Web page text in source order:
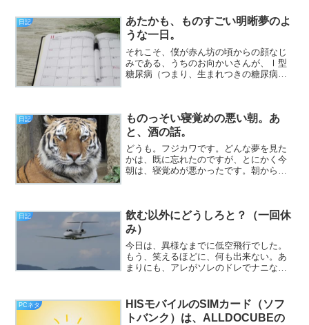
あ？ と思って帰宅後に吸っても、なん
かイマ...
日記
あたかも、ものすごい明晰夢のよ
うな一日。
それこそ、僕が赤ん坊の頃からの顔なじ
みである、うちのお向かいさんが、Ⅰ型
糖尿病（つまり、生まれつきの糖尿病）
DVDが、よく見ると、96...
日記
ものっそい寝覚めの悪い朝。あ
と、酒の話。
どうも。フジカワです。どんな夢を見た
かは、既に忘れたのですが、とにかく今
朝は、寝覚めが悪かったです。朝からテ
けるところに、『なんとか...
日記
飲む以外にどうしろと？（一回休
み）
今日は、異様なまでに低空飛行でした。
もう、笑えるほどに、何も出来ない。あ
まりにも、アレがソレのドレでナニなの
しろと？まったく酔えないあたり、ちょ
っとマズいんでね？ とか...
PCネタ
HISモバイルのSIMカード（ソフ
トバンク）は、ALLDOCUBEの